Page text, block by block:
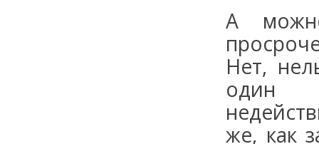
А
Нет,
один
же, как